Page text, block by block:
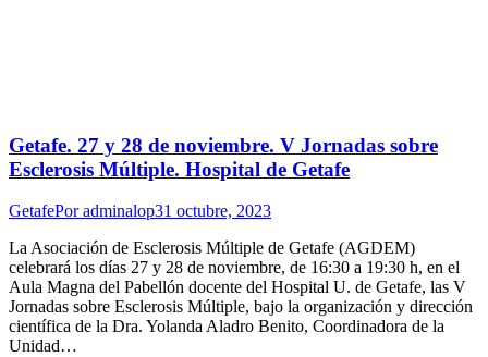
Getafe. 27 y 28 de noviembre. V Jornadas sobre
Esclerosis Múltiple. Hospital de Getafe
GetafePoradminalop31 octubre, 2023
La Asociación de Esclerosis Múltiple de Getafe (AGDEM)
celebrará los días 27 y 28 de noviembre, de 16:30 a 19:30 h, en el
Aula Magna del Pabellón docente del Hospital U. de Getafe, las V
Jornadas sobre Esclerosis Múltiple, bajo la organización y dirección
científica de la Dra. Yolanda Aladro Benito, Coordinadora de la
Unidad…